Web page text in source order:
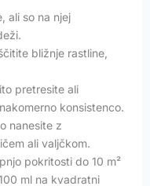
ali so na njej
bližnje rastline,
pretresite ali
konsistenco.
nanesite z
ali valjčkom.
pokritosti do 10 m²
ml na kvadratni